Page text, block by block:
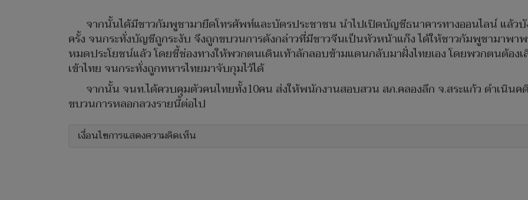
จากนั้นได้มีชาวกัมพูชามายึดโทรศัพท์และบัตรประชาชน นำไปเปิดบัญชีธนาคารทางออนไลน์ แล้
ครั้ง จนกระทั่งบัญชีถูกระงับ จึงถูกขบวนการดังกล่าวที่มีชาวจีนเป็นหัวหน้าแก๊ง ได้ให้ชาวกัมพูชามาพา
หมดประโยชน์แล้ว โดยชี้ช่องทางให้พวกตนเดินเท้าลักลอบข้ามแดนกลับมาฝั่งไทยเอง โดยพวกตนต้อ
เข้าไทย จนกระทั่งถูกทหารไทยมาจับกุมไว้ได้
จากนั้น จนท.ได้ควบคุมตัวคนไทยทั้ง10คน ส่งให้พนักงานสอบสวน สภ.คลองลึก จ.สระแก้ว ดำเนิน
ขบวนการหลอกลวงรายนี้ต่อไป
เงื่อนไขการแสดงความคิดเห็น